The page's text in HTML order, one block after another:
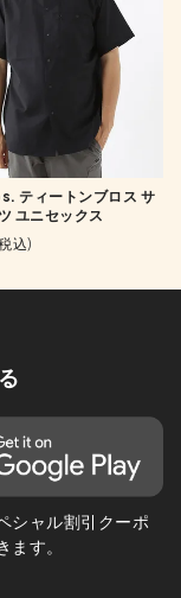
ティートンブロス サ
ユニセックス
込)
シャル割引クーポ
す。